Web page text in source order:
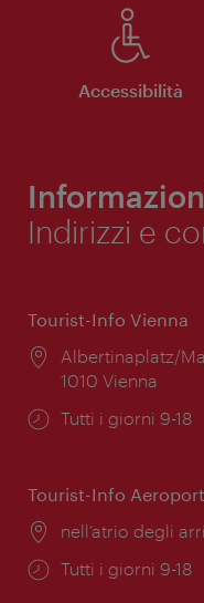
Accessibilità
Indirizzi e
Tourist-Info Vienna
Posizione:
Albertinaplatz/
1010 Vienna
Orari
Tutti i giorni 9-18
Tourist-Info
Posizione:
nell’atrio degli
Orari
Tutti i giorni 9-18